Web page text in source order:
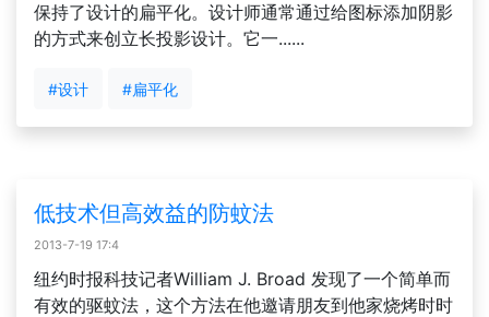
保持了设计的扁平化。设计师通常通过给图标添加阴影
的方式来创立长投影设计。它一......
#设计 #扁平化
低技术但高效益的防蚊法
2013-7-19 17:4
纽约时报科技记者William J. Broad 发现了一个简单而
有效的驱蚊法，这个方法在他邀请朋友到他家烧烤时时